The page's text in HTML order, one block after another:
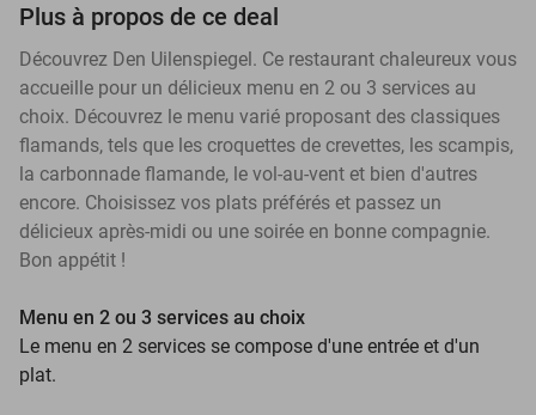
Plus à propos de ce deal
Découvrez Den Uilenspiegel. Ce restaurant chaleureux vous
accueille pour un délicieux menu en 2 ou 3 services au
choix. Découvrez le menu varié proposant des classiques
flamands, tels que les croquettes de crevettes, les scampis,
la carbonnade flamande, le vol-au-vent et bien d'autres
encore. Choisissez vos plats préférés et passez un
délicieux après-midi ou une soirée en bonne compagnie.
Bon appétit !
Menu en 2 ou 3 services au choix
Le menu en 2 services se compose d'une entrée et d'un
plat.